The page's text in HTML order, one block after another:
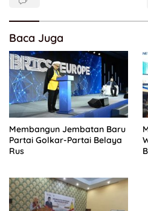
Baca Juga
Membangun Jembatan Baru
Partai Golkar-Partai Belaya
Rus